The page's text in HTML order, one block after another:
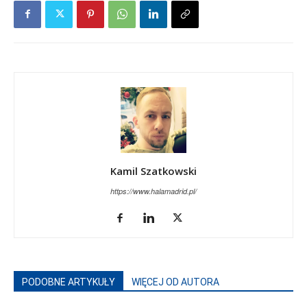
Kamil Szatkowski
https://www.halamadrid.pl/
PODOBNE ARTYKUŁY WIĘCEJ OD AUTORA